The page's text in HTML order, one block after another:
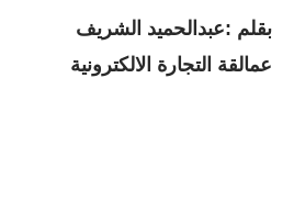
بقلم :عبدالحميد الشريف
عمالقة التجارة الالكترونية